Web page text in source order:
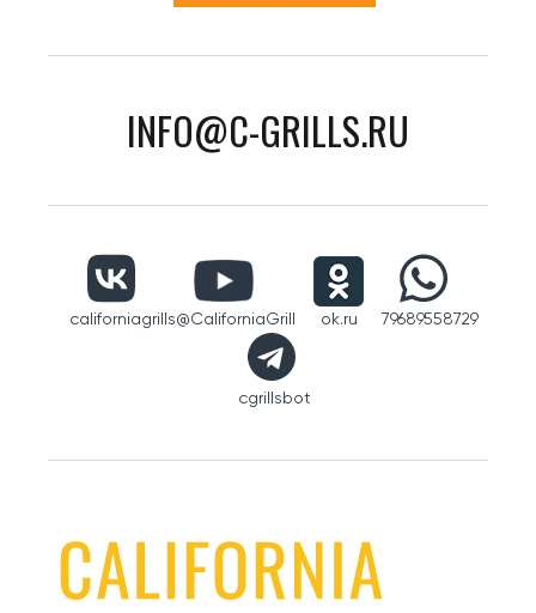
INFO@C-GRILLS.RU
californiagrills@CaliforniaGrill ok.ru 79689558729
cgrillsbot